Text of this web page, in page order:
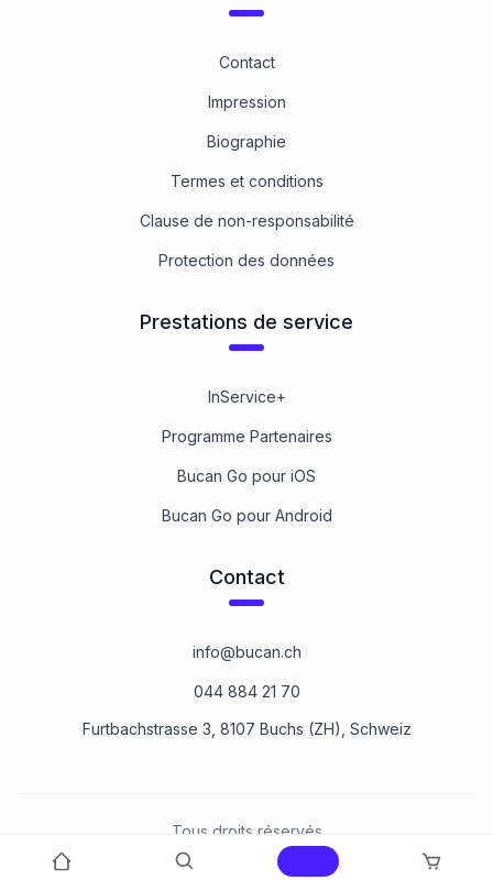
Contact
Impression
Biographie
Termes et conditions
Clause de non-responsabilité
Protection des données
Prestations de service
InService+
Programme Partenaires
Bucan Go pour iOS
Bucan Go pour Android
Contact
info@bucan.ch
044 884 21 70
Furtbachstrasse 3, 8107 Buchs (ZH), Schweiz
Tous droits réservés
Bucan Befestigungstechnik AG